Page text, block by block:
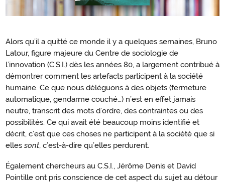
Introduction
Alors qu’il a quitté ce monde il y a quelques semaines, Bruno
Latour, figure majeure du Centre de sociologie de
l’innovation (C.S.I.) dès les années 80, a largement contribué à
démontrer comment les artefacts participent à la société
humaine. Ce que nous déléguons à des objets (fermeture
automatique, gendarme couché…) n’est en effet jamais
neutre, transcrit des mots d’ordre, des contraintes ou des
possibilités. Ce qui avait été beaucoup moins identifié et
décrit, c’est que ces choses ne participent à la société que si
ellessont, c’est-à-dire qu’elles perdurent.
Également chercheurs au C.S.I., Jérôme Denis et David
Pointille ont pris conscience de cet aspect du sujet au détour